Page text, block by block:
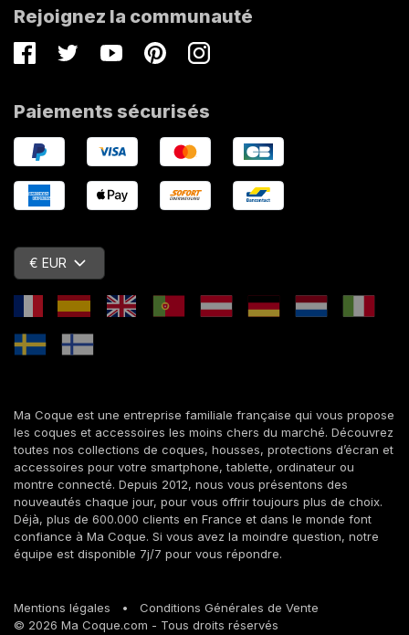
Rejoignez la communauté
FacebookTwitterYoutubePinterestInstagram
Paiements sécurisés
€ EUR
Ma Coque est une entreprise familiale française qui vous propose
les coques et accessoires les moins chers du marché. Découvrez
toutes nos collections de coques, housses, protections d’écran et
accessoires pour votre smartphone, tablette, ordinateur ou
montre connecté. Depuis 2012, nous vous présentons des
nouveautés chaque jour, pour vous offrir toujours plus de choix.
Déjà, plus de 600.000 clients en France et dans le monde font
confiance à Ma Coque. Si vous avez la moindre question, notre
équipe est disponible 7j/7 pour vous répondre.
© 2026 Ma Coque.com - Tous droits réservés
Mentions légales • Conditions Générales de Vente